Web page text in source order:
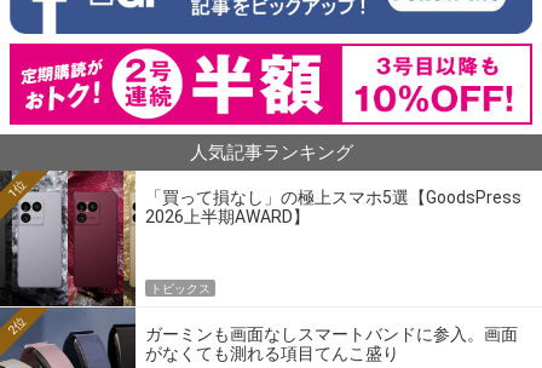
人気記事ランキング
「買って損なし」の極上スマホ5選【GoodsPress
2026上半期AWARD】
1位
トピックス
ガーミンも画面なしスマートバンドに参入。画面
がなくても測れる項目てんこ盛り
2位